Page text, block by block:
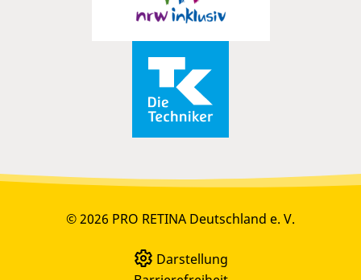
© 2026 PRO RETINA Deutschland e. V.
Darstellung